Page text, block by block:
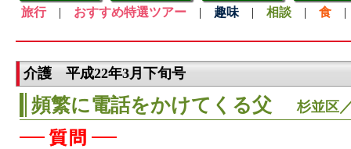
旅行| おすすめ特選ツアー | 趣味 | 相談 | 食
介護 平成22年3月下旬号
頻繁に電話をかけてくる父 杉並区